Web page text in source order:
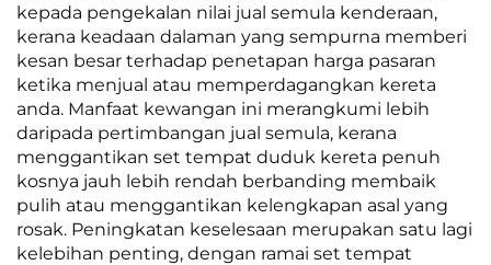
kepada pengekalan nilai jual semula kenderaan,
kerana keadaan dalaman yang sempurna memberi
kesan besar terhadap penetapan harga pasaran
ketika menjual atau memperdagangkan kereta
anda. Manfaat kewangan ini merangkumi lebih
daripada pertimbangan jual semula, kerana
menggantikan set tempat duduk kereta penuh
kosnya jauh lebih rendah berbanding membaik
pulih atau menggantikan kelengkapan asal yang
rosak. Peningkatan keselesaan merupakan satu lagi
kelebihan penting, dengan ramai set tempat